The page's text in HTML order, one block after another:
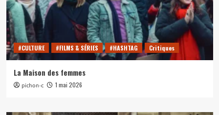
#CULTURE #FILMS & SÉRIES #HASHTAG Critiques
La Maison des femmes
pichon-c 1 mai 2026